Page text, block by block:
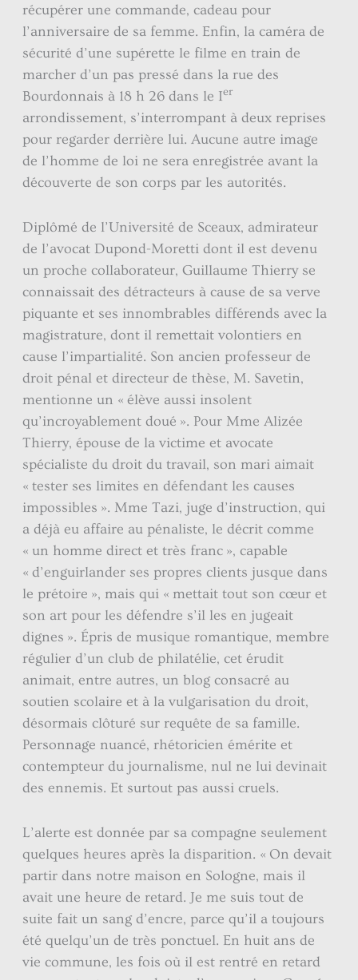
récupérer une commande, cadeau pour
l’anniversaire de sa femme. Enfin, la caméra de
sécurité d’une supérette le filme en train de
marcher d’un pas pressé dans la rue des
Bourdonnais à 18 h 26 dans le Ier
arrondissement, s’interrompant à deux reprises
pour regarder derrière lui. Aucune autre image
de l’homme de loi ne sera enregistrée avant la
découverte de son corps par les autorités.
Diplômé de l’Université de Sceaux, admirateur
de l’avocat Dupond-Moretti dont il est devenu
un proche collaborateur, Guillaume Thierry se
connaissait des détracteurs à cause de sa verve
piquante et ses innombrables différends avec la
magistrature, dont il remettait volontiers en
cause l’impartialité. Son ancien professeur de
droit pénal et directeur de thèse, M. Savetin,
mentionne un « élève aussi insolent
qu’incroyablement doué ». Pour Mme Alizée
Thierry, épouse de la victime et avocate
spécialiste du droit du travail, son mari aimait
« tester ses limites en défendant les causes
impossibles ». Mme Tazi, juge d’instruction, qui
a déjà eu affaire au pénaliste, le décrit comme
« un homme direct et très franc », capable
« d’enguirlander ses propres clients jusque dans
le prétoire », mais qui « mettait tout son cœur et
son art pour les défendre s’il les en jugeait
dignes ». Épris de musique romantique, membre
régulier d’un club de philatélie, cet érudit
animait, entre autres, un blog consacré au
soutien scolaire et à la vulgarisation du droit,
désormais clôturé sur requête de sa famille.
Personnage nuancé, rhétoricien émérite et
contempteur du journalisme, nul ne lui devinait
des ennemis. Et surtout pas aussi cruels.
L’alerte est donnée par sa compagne seulement
quelques heures après la disparition. « On devait
partir dans notre maison en Sologne, mais il
avait une heure de retard. Je me suis tout de
suite fait un sang d’encre, parce qu’il a toujours
été quelqu’un de très ponctuel. En huit ans de
vie commune, les fois où il est rentré en retard